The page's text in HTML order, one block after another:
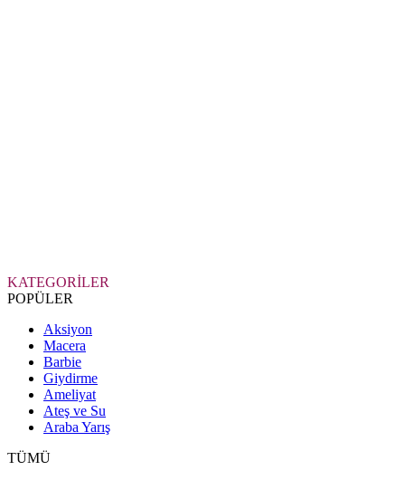
KATEGORİLER
POPÜLER
Aksiyon
Macera
Barbie
Giydirme
Ameliyat
Ateş ve Su
Araba Yarış
TÜMÜ